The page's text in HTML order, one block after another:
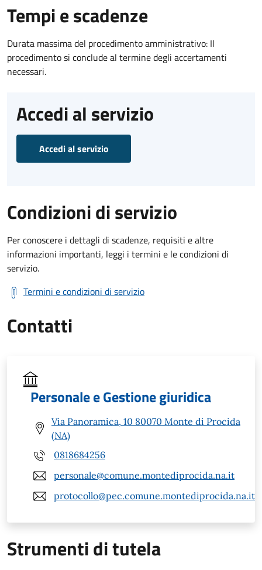
Tempi e scadenze
Durata massima del procedimento amministrativo: Il
procedimento si conclude al termine degli accertamenti
necessari.
Accedi al servizio
Accedi al servizio
Condizioni di servizio
Per conoscere i dettagli di scadenze, requisiti e altre
informazioni importanti, leggi i termini e le condizioni di
servizio.
Termini e condizioni di servizio
Contatti
Personale e Gestione giuridica
Via Panoramica, 10 80070 Monte di Procida
(NA)
0818684256
personale@comune.montediprocida.na.it
protocollo@pec.comune.montediprocida.na.it
Strumenti di tutela